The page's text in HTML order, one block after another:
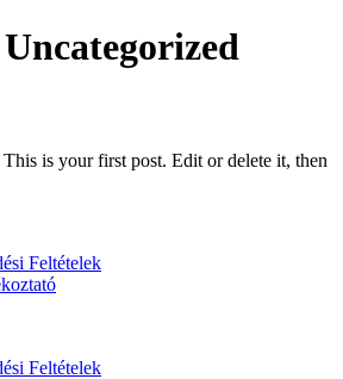
Uncategorized
is your first post. Edit or delete it, then
Feltételek
Feltételek